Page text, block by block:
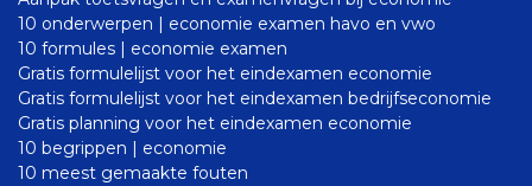
10 onderwerpen | economie examen havo en vwo
10 formules | economie examen
Gratis formulelijst voor het eindexamen economie
Gratis formulelijst voor het eindexamen bedrijfseconomie
Gratis planning voor het eindexamen economie
10 begrippen | economie
10 meest gemaakte fouten